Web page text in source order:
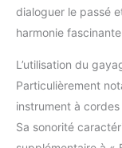
dialoguer le passé
harmonie
L’utilisation du
Particulièrement
instrument à
Sa sonorité